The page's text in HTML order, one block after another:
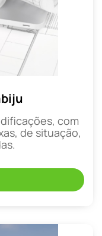
com
de situação,